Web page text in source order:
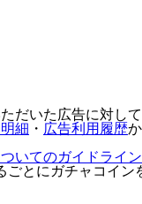
だいた広告に対して
細 ・ 広告利用履歴
いてのガイドライン
ごとに ガチャコイン